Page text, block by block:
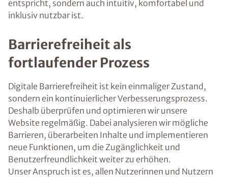
entspricht, sondern auch intuitiv, komfortabel und
inklusiv nutzbar ist.
Barrierefreiheit als
fortlaufender Prozess
Digitale Barrierefreiheit ist kein einmaliger Zustand,
sondern ein kontinuierlicher Verbesserungsprozess.
Deshalb überprüfen und optimieren wir unsere
Website regelmäßig. Dabei analysieren wir mögliche
Barrieren, überarbeiten Inhalte und implementieren
neue Funktionen, um die Zugänglichkeit und
Benutzerfreundlichkeit weiter zu erhöhen.
Unser Anspruch ist es, allen Nutzerinnen und Nutzern